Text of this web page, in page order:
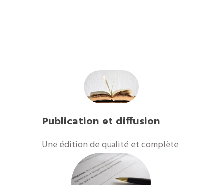
Publication et diffusion
Une édition de qualité et complète